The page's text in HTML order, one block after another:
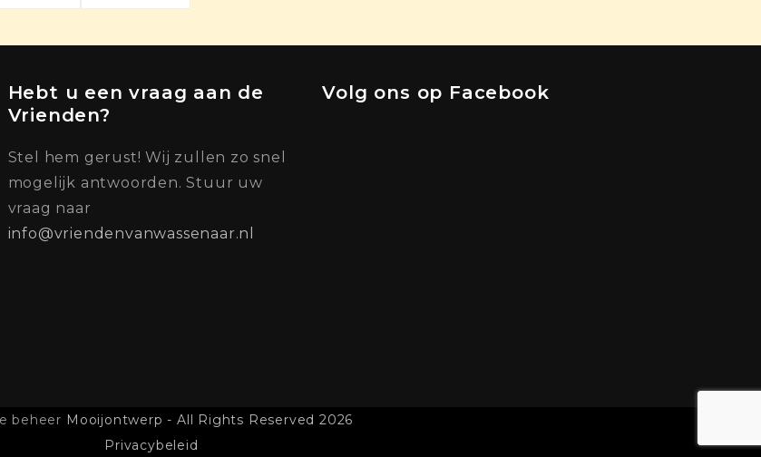
Hebt u een vraag aan de
Vrienden?
Stel hem gerust! Wij zullen zo snel
mogelijk antwoorden. Stuur uw
vraag naar
info@vriendenvanwassenaar.nl
Volg ons op Facebook
beheer Mooijontwerp - All Rights Reserved 2026
Privacybeleid